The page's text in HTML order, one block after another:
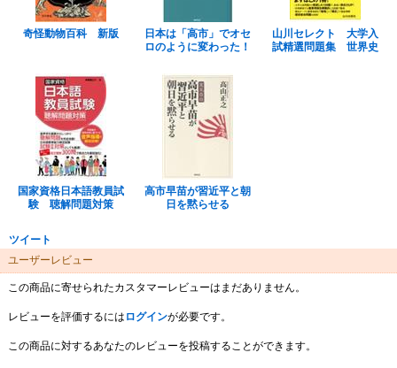
奇怪動物百科 新版
日本は「高市」でオセ
ロのように変わった！
山川セレクト 大学入
試精選問題集 世界史
国家資格日本語教員試
験 聴解問題対策
高市早苗が習近平と朝
日を黙らせる
ツイート
ユーザーレビュー
この商品に寄せられたカスタマーレビューはまだありません。
レビューを評価するには ログインが必要です。
この商品に対するあなたのレビューを投稿することができます。